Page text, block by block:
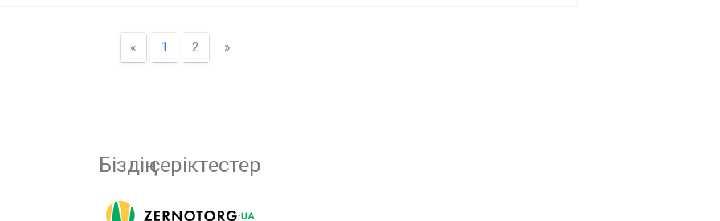
« 1 2 »
Біздің серіктестер